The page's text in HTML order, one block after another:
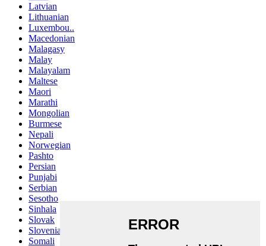
Latvian
Lithuanian
Luxembou..
Macedonian
Malagasy
Malay
Malayalam
Maltese
Maori
Marathi
Mongolian
Burmese
Nepali
Norwegian
Pashto
Persian
Punjabi
Serbian
Sesotho
Sinhala
Slovak
Slovenian
Somali